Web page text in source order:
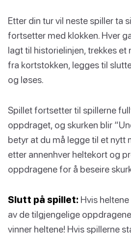
Etter din tur vil neste spiller ta
fortsetter med klokken. Hver
lagt til historielinjen, trekkes
fra kortstokken, legges til
og løses.
Spillet fortsetter til spillerne
oppdraget, og skurken blir
betyr at du må legge til et nytt
etter annenhver heltekort og
oppdragene for å beseire
Slutt på spillet: Hvis
av de tilgjengelige
vinner heltene! Hvis spillerne